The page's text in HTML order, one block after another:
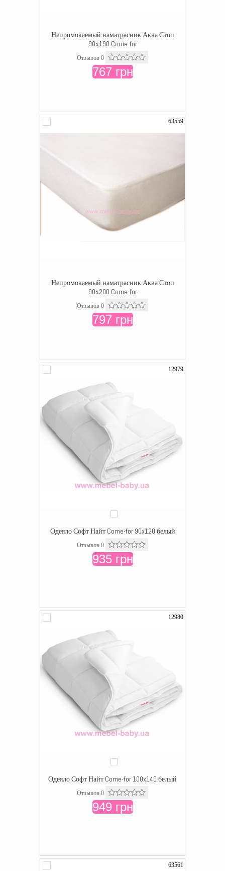
Непромокаемый наматрасник Аква Стоп
90х190 Come-for
Отзывов 0
767 грн
63559
Непромокаемый наматрасник Аква Стоп
90х200 Come-for
Отзывов 0
797 грн
12979
Одеяло Софт Найт Come-for 90x120 белый
Отзывов 0
935 грн
12980
Одеяло Софт Найт Come-for 100x140 белый
Отзывов 0
949 грн
63561